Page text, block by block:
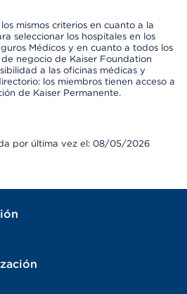
mismos criterios en cuanto a la
seleccionar los hospitales en los
Médicos y en cuanto a todos los
negocio de Kaiser Foundation
a las oficinas médicas y
los miembros tienen acceso a
de Kaiser Permanente.
por última vez el: 08/05/2026